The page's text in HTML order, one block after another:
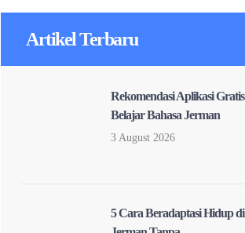
Artikel Terbaru
Rekomendasi Aplikasi Gratis
Belajar Bahasa Jerman
3 August 2026
5 Cara Beradaptasi Hidup di